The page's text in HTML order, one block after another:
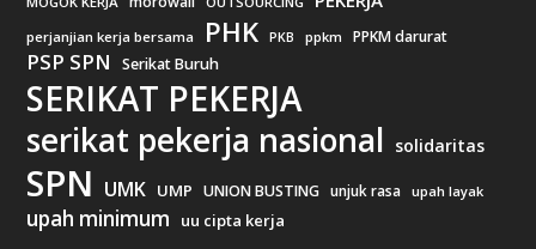
perjanjian kerja bersama PHK PKB ppkm PPKM darurat
PSP SPN Serikat Buruh
SERIKAT PEKERJA
serikat pekerja nasional solidaritas
SPN UMK UMP UNION BUSTING unjuk rasa upah layak
upah minimum uu cipta kerja